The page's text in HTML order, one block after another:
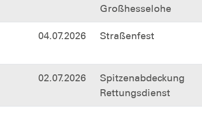
Großhesselohe
04.07.2026 Straßenfest
02.07.2026
Spitzenabdeckung
Rettungsdienst